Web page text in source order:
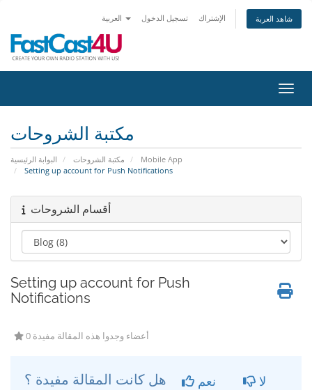
تسجيل الدخول الإشتراك شاهد العربة
مكتبة الشروحات
البوابة الرئيسية مكتبة الشروحات
Mobile App
Setting up account for Push Notifications
أقسام الشروحات
Setting up account for Push
Notifications
0 أعضاء وجدوا هذه المقالة مفيدة
نعم لا